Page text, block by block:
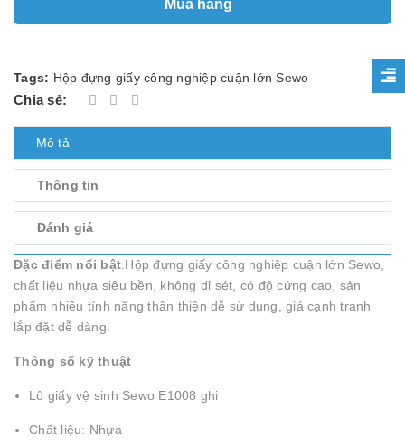
Mua hàng
Tags: Hộp đựng giấy công nghiệp cuận lớn Sewo
Chia sẻ:
Mô tả
Thông tin
Đánh giá
Đặc điểm nổi bật .Hộp đựng giấy công nghiệp cuận lớn Sewo,
chất liệu nhựa siêu bền, không dỉ sét, có độ cứng cao, sản
phẩm nhiều tính năng thân thiện dễ sử dụng, giá cạnh tranh
lắp đặt dễ dàng.
Thông số kỹ thuật
Lô giấy vệ sinh Sewo E1008 ghi
Chất liệu: Nhựa